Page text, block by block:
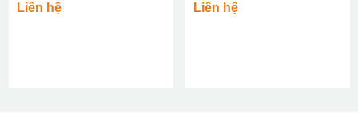
Liên hệ Liên hệ